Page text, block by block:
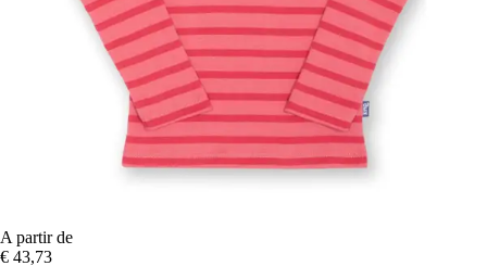
A partir de
€ 43,73